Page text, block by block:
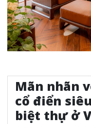
Mãn nhãn
cổ điển
biệt thự ở